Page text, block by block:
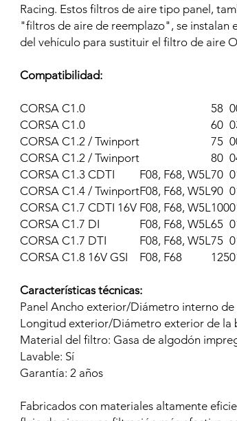
Racing. Estos filtros de aire tipo panel,
"filtros de aire de reemplazo", se instalan
del vehículo para sustituir el filtro de aire
Compatibilidad:
CORSA C1.0 58
CORSA C1.0 60
CORSA C1.2 / Twinport 75
CORSA C1.2 / Twinport 80
CORSA C1.3 CDTI F08, F68, W5L70
CORSA C1.4 / TwinportF08, F68, W5L90
CORSA C1.7 CDTI 16V F08, F68, W5L100
CORSA C1.7 DI F08, F68, W5L65
CORSA C1.7 DTI F08, F68, W5L75
CORSA C1.8 16V GSI F08, F68 125
Características técnicas:
Panel Ancho exterior/Diámetro interno de
Longitud exterior/Diámetro exterior de la
Material del filtro: Gasa de algodón
Lavable: Sí
Garantía: 2 años
Fabricados con materiales altamente